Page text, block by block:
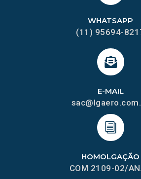
HOMOLGAÇÃO
COM 2109-02/
E-MAIL
WHATSAPP
(11) 95694-